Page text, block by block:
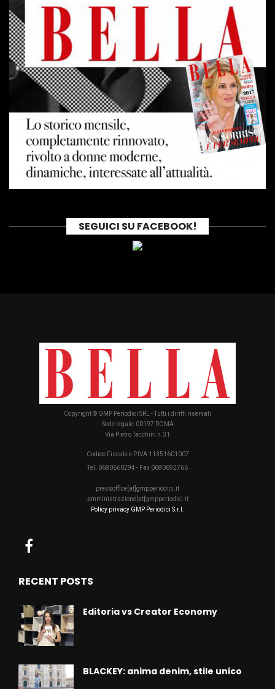
SEGUICI SU FACEBOOK!
Copyright © GMP Periodici SRL - Tutti i diritti riservati
Sede legale: 00197 ROMA
Via Pietro Tacchini n.31
Codice Fiscale e P.IVA 11351601007
Tel. 0680660294 - Fax 0680692766
pressoffice[at]gmpperiodici.it
amministrazione[at]gmpperiodici.it
Policy privacy GMP Periodici S.r.l.
RECENT POSTS
Editoria vs Creator Economy
BLACKEY: anima denim, stile unico